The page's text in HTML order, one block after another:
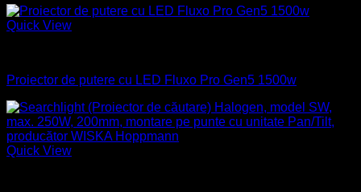
Quick View
Proiector de putere cu LED Fluxo Pro Gen5 1500w
Quick View